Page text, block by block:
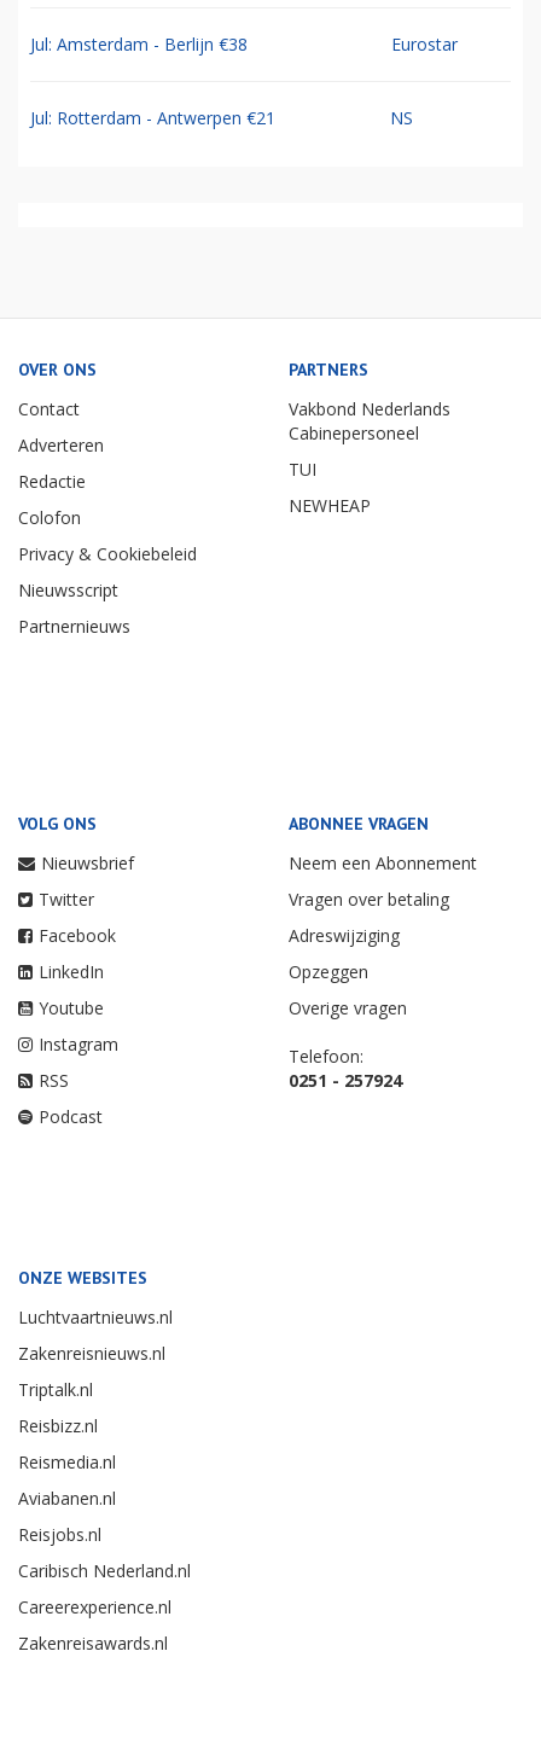
Jul: Amsterdam - Berlijn €38 Eurostar
Jul: Rotterdam - Antwerpen €21 NS
OVER ONS
Contact
Adverteren
Redactie
Colofon
Privacy & Cookiebeleid
Nieuwsscript
Partnernieuws
PARTNERS
Vakbond Nederlands
Cabinepersoneel
TUI
NEWHEAP
VOLG ONS
Nieuwsbrief
Twitter
Facebook
LinkedIn
Youtube
Instagram
RSS
Podcast
ABONNEE VRAGEN
Neem een Abonnement
Vragen over betaling
Adreswijziging
Opzeggen
Overige vragen
Telefoon:
0251 - 257924
ONZE WEBSITES
Luchtvaartnieuws.nl
Zakenreisnieuws.nl
Triptalk.nl
Reisbizz.nl
Reismedia.nl
Aviabanen.nl
Reisjobs.nl
Caribisch Nederland.nl
Careerexperience.nl
Zakenreisawards.nl